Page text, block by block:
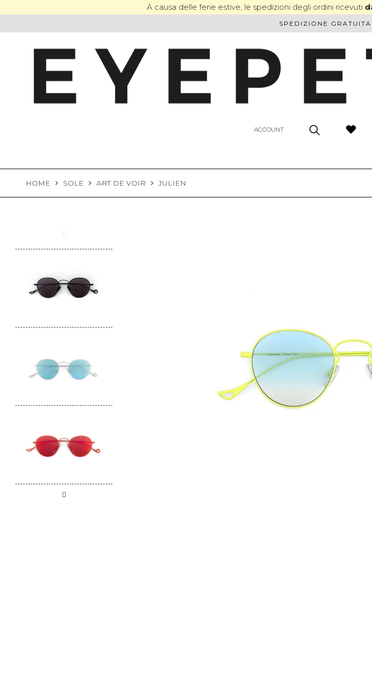
content
A causa delle ferie estive, le spedizioni degli ordini ricevuti
SPEDIZIONE
ACCOUNT
HOME SOLE ART DE VOIR JULIEN